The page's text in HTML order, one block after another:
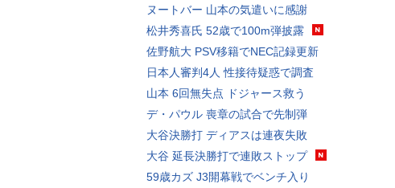
ヌートバー 山本の気遣いに感謝
松井秀喜氏 52歳で100m弾披露
佐野航大 PSV移籍でNEC記録更新
日本人審判4人 性接待疑惑で調査
山本 6回無失点 ドジャース救う
デ・パウル 喪章の試合で先制弾
大谷決勝打 ディアスは連夜失敗
大谷 延長決勝打で連敗ストップ
59歳カズ J3開幕戦でベンチ入り